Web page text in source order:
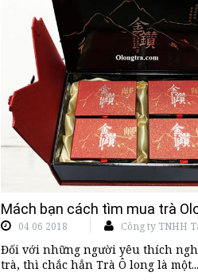
Mách bạn cách tìm mua trà
04 06 2018 Công ty TNHH
Đối với những người yêu thích
trà, thì chắc hẳn Trà Ô long là một...